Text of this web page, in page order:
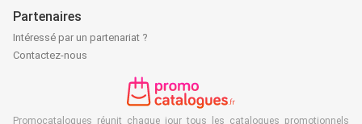
Partenaires
Intéressé par un partenariat ?
Contactez-nous
Promocatalogues réunit chaque jour tous les catalogues promotionnels